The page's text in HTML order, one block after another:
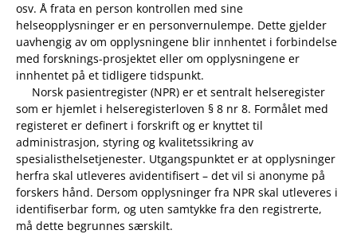
osv. Å frata en person kontrollen med sine
helseopplysninger er en personvernulempe. Dette gjelder
uavhengig av om opplysningene blir innhentet i forbindelse
med forsknings-prosjektet eller om opplysningene er
innhentet på et tidligere tidspunkt.
Norsk pasientregister (NPR) er et sentralt helseregister
som er hjemlet i helseregisterloven § 8 nr 8. Formålet med
registeret er definert i forskrift og er knyttet til
administrasjon, styring og kvalitetssikring av
spesialisthelsetjenester. Utgangspunktet er at opplysninger
herfra skal utleveres avidentifisert – det vil si anonyme på
forskers hånd. Dersom opplysninger fra NPR skal utleveres i
identifiserbar form, og uten samtykke fra den registrerte,
må dette begrunnes særskilt.